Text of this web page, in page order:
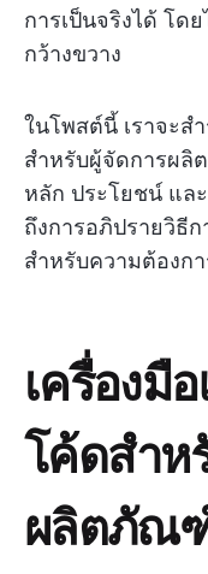
การเป็นจริงได้ โด
กว้างขวาง
ในโพสต์นี้ เราจะส
สำหรับผู้จัดการผ
หลัก ประโยชน์ แล
ถึงการอภิปรายวิธี
สำหรับความต้องก
เครื่องมื
โค้ดสำห
ผลิตภัณ